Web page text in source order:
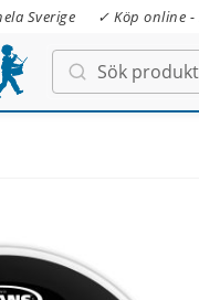
Sverige ✓ Köp online